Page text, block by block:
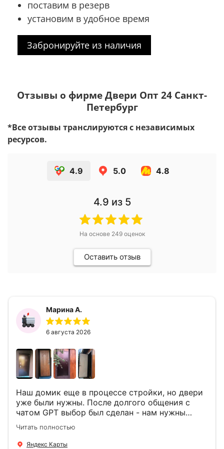
поставим в резерв
установим в удобное время
Забронируйте из наличия
Отзывы о фирме Двери Опт 24 Санкт-
Петербург
*Все отзывы транслируются с независимых
ресурсов.
4.9 5.0 4.8
4.9 из 5
На основе 249оценок
Оставить отзыв
Марина А.
6 августа 2026
Наш домик еще в процессе стройки, но двери
уже были нужны. После долгого общения с
чатом GPT выбор был сделан - нам нужны
двери Аргус Термо Композит, которые нашлись
в компании ДвериОпт . Менеджер Филипп
ответил на все вопросы, посчитал стоимость и
Читать полностью
Яндекс Карты